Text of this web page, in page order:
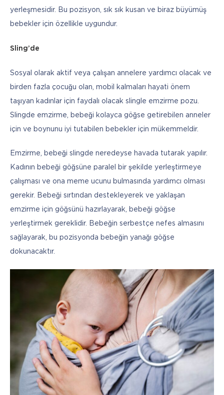
yerleşmesidir. Bu pozisyon, sık sık kusan ve biraz büyümüş
bebekler için özellikle uygundur.
Sling’de
Sosyal olarak aktif veya çalışan annelere yardımcı olacak ve
birden fazla çocuğu olan, mobil kalmaları hayati önem
taşıyan kadınlar için faydalı olacak slingle emzirme pozu.
Slingde emzirme, bebeği kolayca göğse getirebilen anneler
için ve boynunu iyi tutabilen bebekler için mükemmeldir.
Emzirme, bebeği slingde neredeyse havada tutarak yapılır.
Kadının bebeği göğsüne paralel bir şekilde yerleştirmeye
çalışması ve ona meme ucunu bulmasında yardımcı olması
gerekir. Bebeği sırtından destekleyerek ve yaklaşan
emzirme için göğsünü hazırlayarak, bebeği göğse
yerleştirmek gereklidir. Bebeğin serbestçe nefes almasını
sağlayarak, bu pozisyonda bebeğin yanağı göğse
dokunacaktır.